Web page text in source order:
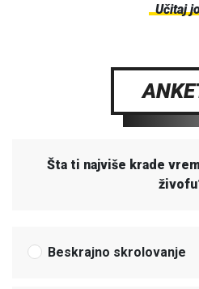
Učitaj
Šta ti najviše krade
Beskrajno skrolovanje